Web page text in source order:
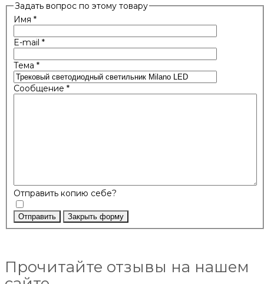
Задать вопрос по этому товару
Имя *
E-mail *
Тема *
Сообщение *
Отправить копию себе?
Отправить Закрыть форму
Прочитайте отзывы на нашем